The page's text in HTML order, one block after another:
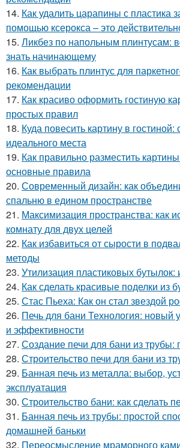
14. Как удалить царапины с пластика
помощью ксерокса – это
15. Ликбез по напольным плинтусам:
знать начинающему
16. Как выбрать плинтус для
рекомендации
17. Как красиво оформить гостиную
простых правил
18. Куда повесить картину в
идеального места
19. Как правильно разместить
основные правила
20. Современный дизайн: как
спальню в едином пространстве
21. Максимизация пространства: как
комнату для двух целей
22. Как избавиться от сырости в
методы
23. Утилизация пластиковых бутылок:
24. Как сделать красивые поделки из
25. Стас Пьеха: Как он стал звездой
26. Печь для бани Технология: новый
и эффективности
27. Создание печи для бани из трубы:
28. Строительство печи для бани из
29. Банная печь из металла: выбор,
эксплуатация
30. Строительство бани: как сделать
31. Банная печь из трубы: простой
домашней баньки
32. Переосмысление мраморного